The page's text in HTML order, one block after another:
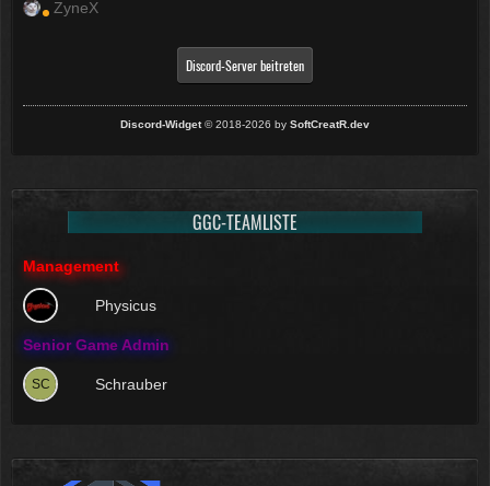
ZyneX
Discord-Server beitreten
Discord-Widget© 2018-2026 by SoftCreatR.dev
GGC-TEAMLISTE
Management
Physicus
Senior Game Admin
Schrauber